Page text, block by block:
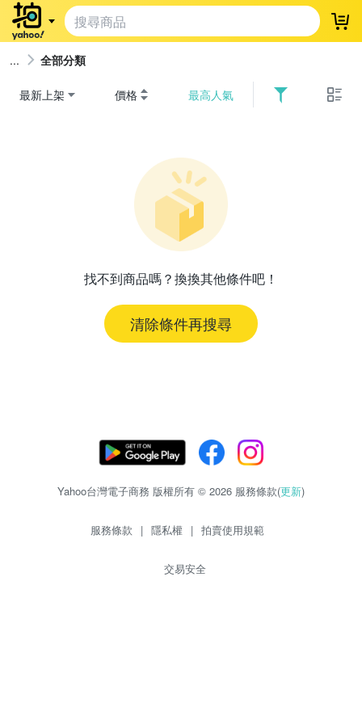
登
全部分類
最新上架 價格 最高人氣
找不到商品嗎？換換其他條件吧！
清除條件再搜尋
Yahoo台灣電子商務 版權所有 © 2026 服務條款(更新)
服務條款 | 隱私權 | 拍賣使用規範
交易安全